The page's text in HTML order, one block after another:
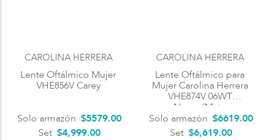
CAROLINA HERRERA
Lente Oftálmico Mujer
VHE856V Carey
Solo armazón $5579.00
Set $4,999.00
CAROLINA HERRERA
Lente Oftálmico para
Mujer Carolina Herrera
VHE874V 06WT
Negro/Mate
Solo armazón $6619.00
Set $6,619.00